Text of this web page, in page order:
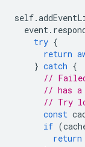
self.
event.
try {
return
} catch {
//
// has
// Try
const
if (
return